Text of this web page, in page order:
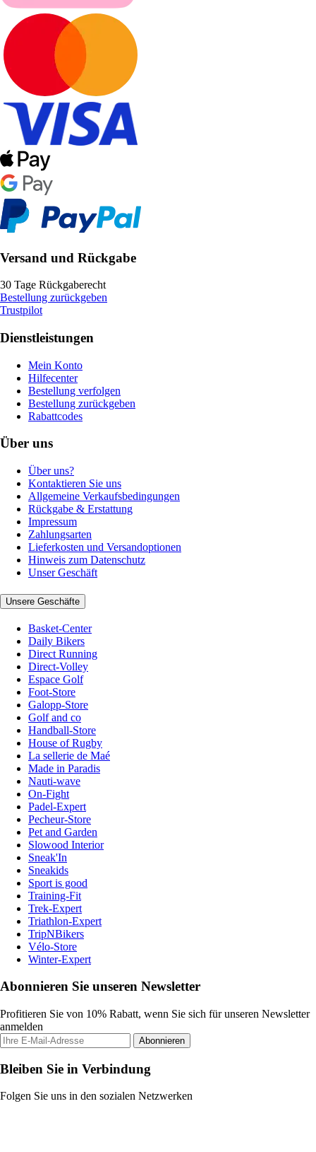
Versand und Rückgabe
30 Tage Rückgaberecht
Bestellung zurückgeben
Trustpilot
Dienstleistungen
Mein Konto
Hilfecenter
Bestellung verfolgen
Bestellung zurückgeben
Rabattcodes
Über uns
Über uns?
Kontaktieren Sie uns
Allgemeine Verkaufsbedingungen
Rückgabe & Erstattung
Impressum
Zahlungsarten
Lieferkosten und Versandoptionen
Hinweis zum Datenschutz
Unser Geschäft
Unsere Geschäfte
Basket-Center
Daily Bikers
Direct Running
Direct-Volley
Espace Golf
Foot-Store
Galopp-Store
Golf and co
Handball-Store
House of Rugby
La sellerie de Maé
Made in Paradis
Nauti-wave
On-Fight
Padel-Expert
Pecheur-Store
Pet and Garden
Slowood Interior
Sneak'In
Sneakids
Sport is good
Training-Fit
Trek-Expert
Triathlon-Expert
TripNBikers
Vélo-Store
Winter-Expert
Abonnieren Sie unseren Newsletter
Profitieren Sie von 10% Rabatt, wenn Sie sich für unseren Newsletter
anmelden
Abonnieren
Bleiben Sie in Verbindung
Folgen Sie uns in den sozialen Netzwerken